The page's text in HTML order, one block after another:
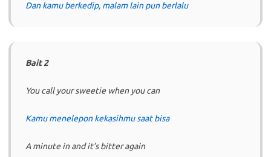
Dan kamu berkedip, malam lain pun berlalu
Bait 2
You call your sweetie when you can
Kamu menelepon kekasihmu saat bisa
A minute in and it’s bitter again